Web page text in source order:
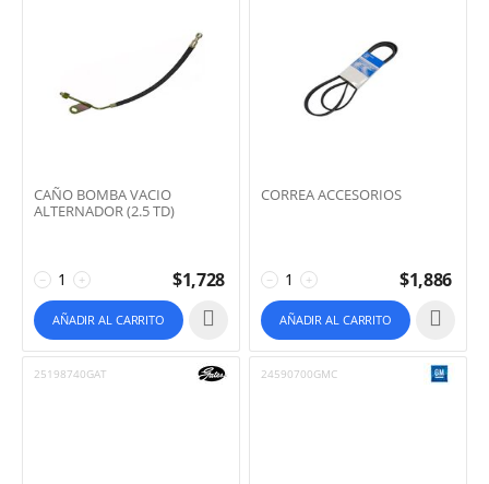
CAÑO BOMBA VACIO
ALTERNADOR (2.5 TD)
+
− $1,728
AÑADIR AL CARRITO
CORREA ACCESORIOS
+
− $1,886
AÑADIR AL CARRITO
25198740GAT 24590700GMC